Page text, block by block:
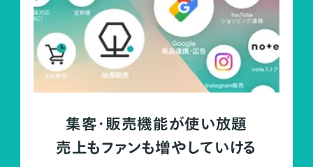
集客・販売機能が使い放題
売上もファンも増やしていける